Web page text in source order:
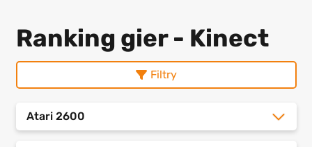
Ranking gier - Kinect
Filtry
Atari 2600